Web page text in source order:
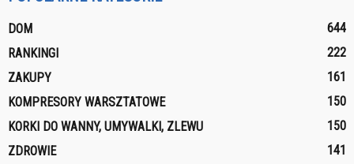
DOM
644
RANKINGI
222
ZAKUPY
161
KOMPRESORY WARSZTATOWE
150
KORKI DO WANNY, UMYWALKI, ZLEWU
150
ZDROWIE
141